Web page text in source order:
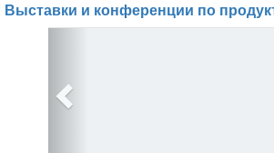
Выставки и конференции по